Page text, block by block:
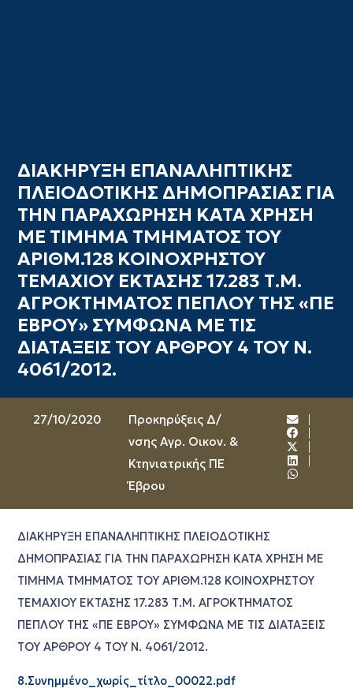
ΔΙΑΚΗΡΥΞΗ ΕΠΑΝΑΛΗΠΤΙΚΗΣ
ΠΛΕΙΟΔΟΤΙΚΗΣ ΔΗΜΟΠΡΑΣΙΑΣ ΓΙΑ
ΤΗΝ ΠΑΡΑΧΩΡΗΣΗ ΚΑΤΑ ΧΡΗΣΗ
ΜΕ ΤΙΜΗΜΑ ΤΜΗΜΑΤΟΣ ΤΟΥ
ΑΡΙΘΜ.128 ΚΟΙΝΟΧΡΗΣΤΟΥ
ΤΕΜΑΧΙΟΥ ΕΚΤΑΣΗΣ 17.283 Τ.Μ.
ΑΓΡΟΚΤΗΜΑΤΟΣ ΠΕΠΛΟΥ ΤΗΣ «ΠΕ
ΕΒΡΟΥ» ΣΥΜΦΩΝΑ ΜΕ ΤΙΣ
ΔΙΑΤΑΞΕΙΣ ΤΟΥ ΑΡΘΡΟΥ 4 ΤΟΥ Ν.
4061/2012.
27/10/2020
Προκηρύξεις Δ/
νσης Αγρ. Οικον. &
Κτηνιατρικής ΠΕ
Έβρου
ΔΙΑΚΗΡΥΞΗ ΕΠΑΝΑΛΗΠΤΙΚΗΣ ΠΛΕΙΟΔΟΤΙΚΗΣ
ΔΗΜΟΠΡΑΣΙΑΣ ΓΙΑ ΤΗΝ ΠΑΡΑΧΩΡΗΣΗ ΚΑΤΑ ΧΡΗΣΗ ΜΕ
ΤΙΜΗΜΑ ΤΜΗΜΑΤΟΣ ΤΟΥ ΑΡΙΘΜ.128 ΚΟΙΝΟΧΡΗΣΤΟΥ
ΤΕΜΑΧΙΟΥ ΕΚΤΑΣΗΣ 17.283 Τ.Μ. ΑΓΡΟΚΤΗΜΑΤΟΣ
ΠΕΠΛΟΥ ΤΗΣ «ΠΕ ΕΒΡΟΥ» ΣΥΜΦΩΝΑ ΜΕ ΤΙΣ ΔΙΑΤΑΞΕΙΣ
ΤΟΥ ΑΡΘΡΟΥ 4 ΤΟΥ Ν. 4061/2012.
8.Συνημμένο_χωρίς_τίτλο_00022.pdf